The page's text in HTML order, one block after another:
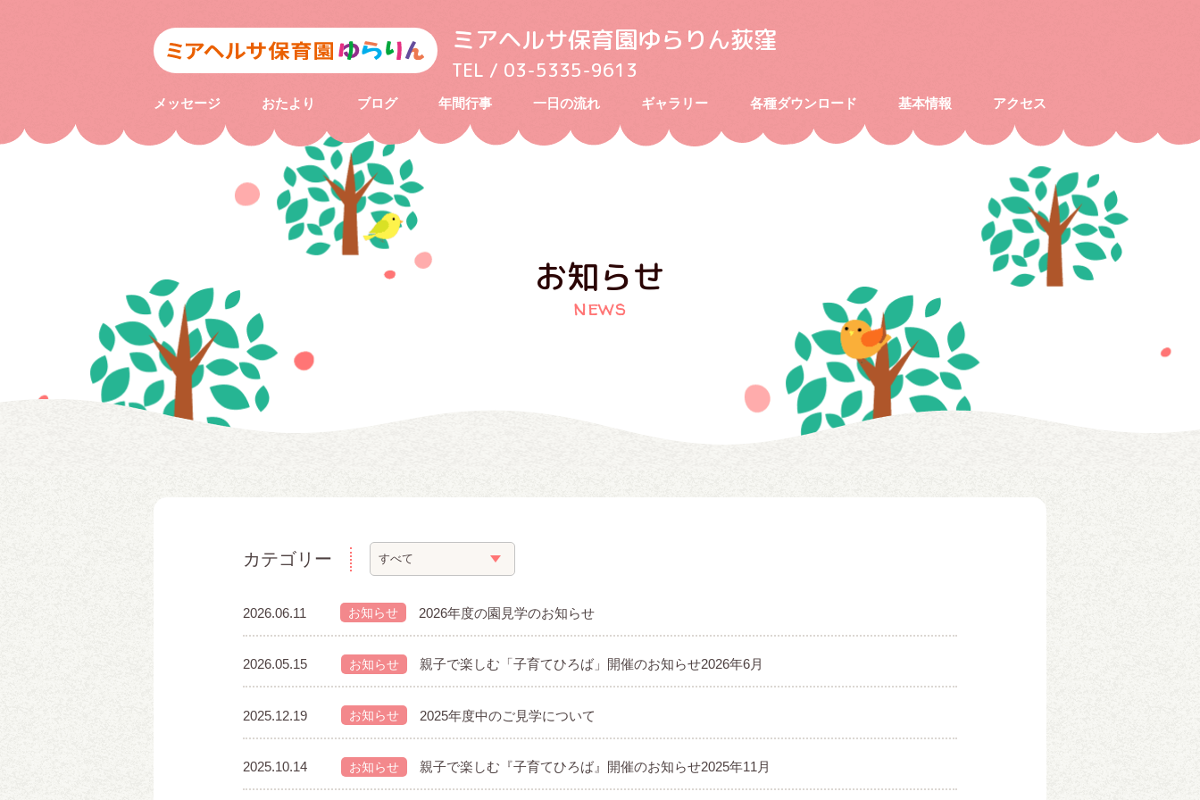
ミアヘルサ保育園ゆらりん荻窪
TEL / 03-5335-9613
メッセージ おたより ブログ 年間行事 一日の流れ ギャラリー 各種ダウンロード 基本情報 アクセス
お知らせ
news
カテゴリー
2026.06.11 お知らせ 2026年度の園見学のお知らせ
2026.05.15 お知らせ 親子で楽しむ「子育てひろば」開催のお知らせ2026年6月
2025.12.19 お知らせ 2025年度中のご見学について
2025.10.14 お知らせ 親子で楽しむ『子育てひろば』開催のお知らせ2025年11月